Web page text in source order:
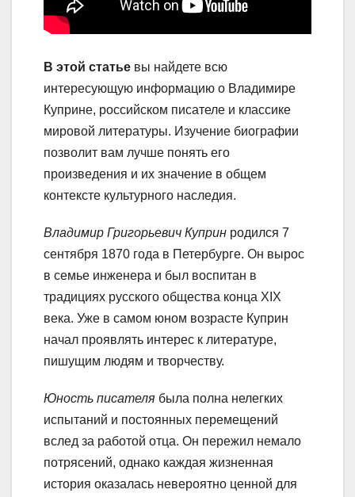
В этой статье вы найдете всю
интересующую информацию о Владимире
Куприне, российском писателе и классике
мировой литературы. Изучение биографии
позволит вам лучше понять его
произведения и их значение в общем
контексте культурного наследия.
Владимир Григорьевич Куприн родился 7
сентября 1870 года в Петербурге. Он вырос
в семье инженера и был воспитан в
традициях русского общества конца XIX
века. Уже в самом юном возрасте Куприн
начал проявлять интерес к литературе,
пишущим людям и творчеству.
Юность писателя была полна нелегких
испытаний и постоянных перемещений
вслед за работой отца. Он пережил немало
потрясений, однако каждая жизненная
история оказалась невероятно ценной для